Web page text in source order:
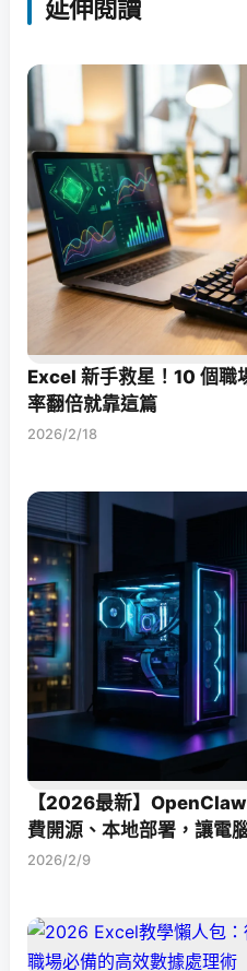
延伸閱讀
Excel 新手救星！10 個職
率翻倍就靠這篇
2026/2/18
【2026最新】
費開源、本地部署，讓電
2026/2/9